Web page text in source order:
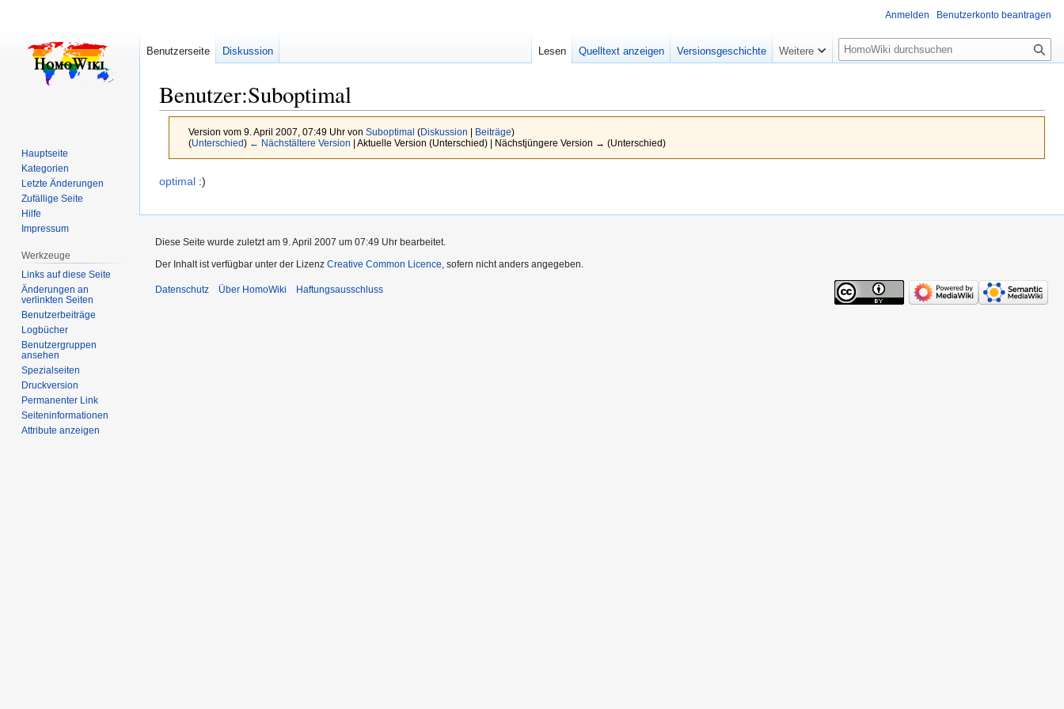
Benutzer:Suboptimal
Version vom 9. April 2007, 07:49 Uhr von Suboptimal (Diskussion Beiträge)
(Unterschied) ← Nächstältere Version | Aktuelle Version (Unterschied) | Nächstjüngere Version → (Unterschied)
Zur
springen
Zur
springen
optimal :)
Anmelden Benutzerkonto beantragen
Benutzerseite Diskussion Lesen Quelltext anzeigen Versionsgeschichte Weitere
Suche
Hauptseite
Kategorien
Letzte Änderungen
Zufällige Seite
Hilfe
Impressum
Werkzeuge
Links auf diese Seite
Änderungen an
verlinkten Seiten
Benutzerbeiträge
Logbücher
Benutzergruppen
ansehen
Spezialseiten
Druckversion
Permanenter Link
Seiten­­informationen
Attribute anzeigen
Diese Seite wurde zuletzt am 9. April 2007 um 07:49 Uhr bearbeitet.
Der Inhalt ist verfügbar unter der Lizenz Creative Common Licence , sofern nicht anders angegeben.
Datenschutz Über HomoWiki Haftungsausschluss